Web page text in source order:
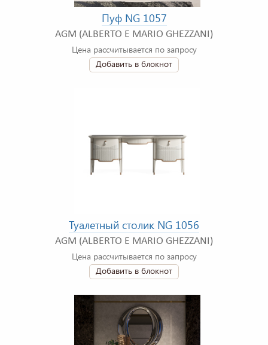
Пуф NG 1057
AGM (ALBERTO E MARIO GHEZZANI)
Цена рассчитывается по запросу
Добавить в блокнот
Туалетный столик NG 1056
AGM (ALBERTO E MARIO GHEZZANI)
Цена рассчитывается по запросу
Добавить в блокнот